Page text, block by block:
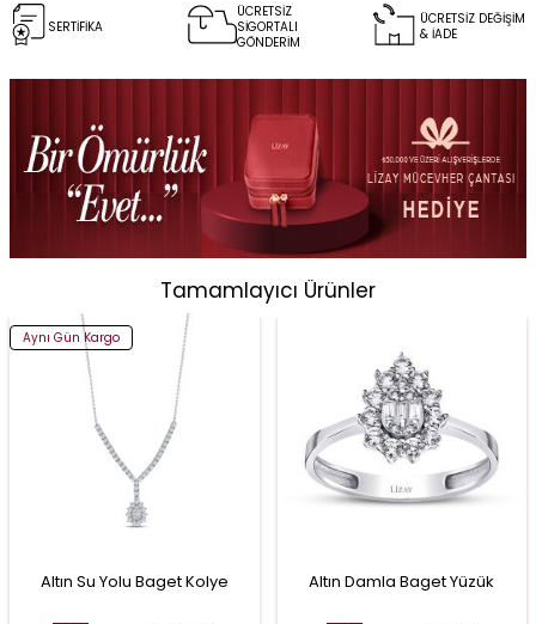
SERTİFİKA
ÜCRETSİZ
SİGORTALI
GÖNDERİM
ÜCRETSİZ DEĞİŞİM
& İADE
Tamamlayıcı Ürünler
Aynı Gün Kargo
Altın Su Yolu Baget Kolye Altın Damla Baget Yüzük